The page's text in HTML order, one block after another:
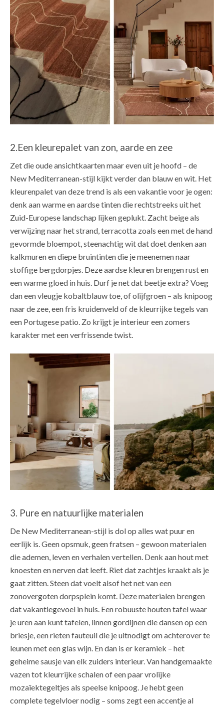
2.Een kleurepalet van zon, aarde en zee
Zet die oude ansichtkaarten maar even uit je hoofd – de
New Mediterranean-stijl kijkt verder dan blauw en wit. Het
kleurenpalet van deze trend is als een vakantie voor je ogen:
denk aan warme en aardse tinten die rechtstreeks uit het
Zuid-Europese landschap lijken geplukt. Zacht beige als
verwijzing naar het strand, terracotta zoals een met de hand
gevormde bloempot, steenachtig wit dat doet denken aan
kalkmuren en diepe bruintinten die je meenemen naar
stoffige bergdorpjes. Deze aardse kleuren brengen rust en
een warme gloed in huis. Durf je net dat beetje extra? Voeg
dan een vleugje kobaltblauw toe, of olijfgroen – als knipoog
naar de zee, een fris kruidenveld of de kleurrijke tegels van
een Portugese patio. Zo krijgt je interieur een zomers
karakter met een verfrissende twist.
3. Pure en natuurlijke materialen
De New Mediterranean-stijl is dol op alles wat puur en
eerlijk is. Geen opsmuk, geen fratsen – gewoon materialen
die ademen, leven en verhalen vertellen. Denk aan hout met
knoesten en nerven dat leeft. Riet dat zachtjes kraakt als je
gaat zitten. Steen dat voelt alsof het net van een
zonovergoten dorpsplein komt. Deze materialen brengen
dat vakantiegevoel in huis. Een robuuste houten tafel waar
je uren aan kunt tafelen, linnen gordijnen die dansen op een
briesje, een rieten fauteuil die je uitnodigt om achterover te
leunen met een glas wijn. En dan is er keramiek – het
geheime sausje van elk zuiders interieur. Van handgemaakte
vazen tot kleurrijke schalen of een paar vrolijke
mozaïektegeltjes als speelse knipoog. Je hebt geen
complete tegelvloer nodig – soms zegt een accentje al